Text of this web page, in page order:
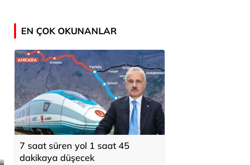
EN ÇOK OKUNANLAR
7 saat süren yol 1 saat 45
dakikaya düşecek